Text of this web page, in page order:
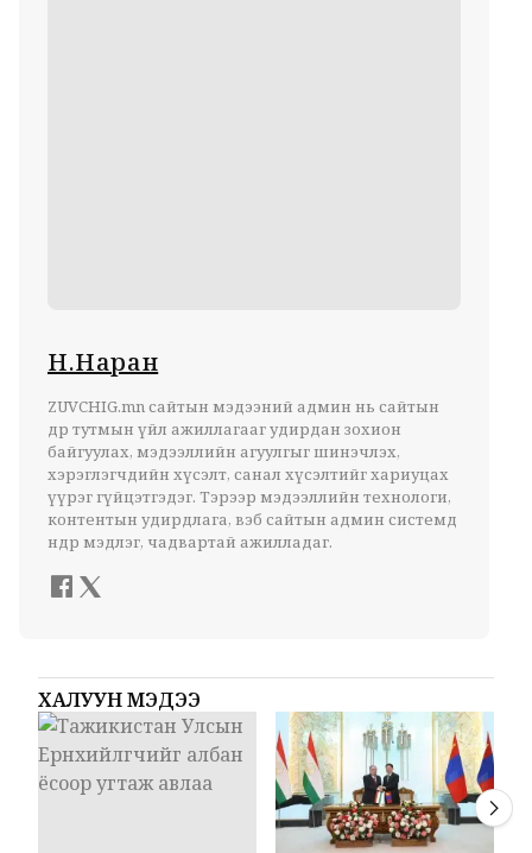
Н.Наран
ZUVCHIG.mn сайтын мэдээний админ нь сайтын
өдөр тутмын үйл ажиллагааг удирдан зохион
байгуулах, мэдээллийн агуулгыг шинэчлэх,
хэрэглэгчдийн хүсэлт, санал хүсэлтийг хариуцах
үүрэг гүйцэтгэдэг. Тэрээр мэдээллийн технологи,
контентын удирдлага, вэб сайтын админ системд
өндөр мэдлэг, чадвартай ажилладаг.
ХАЛУУН МЭДЭЭ